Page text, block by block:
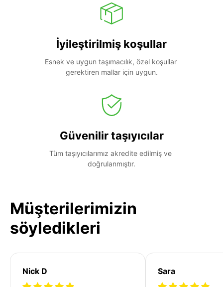
İyileştirilmiş koşullar
Esnek ve uygun taşımacılık, özel koşullar
gerektiren mallar için uygun.
Güvenilir taşıyıcılar
Tüm taşıyıcılarımız akredite edilmiş ve
doğrulanmıştır.
Müşterilerimizin
söyledikleri
Nick D Sara